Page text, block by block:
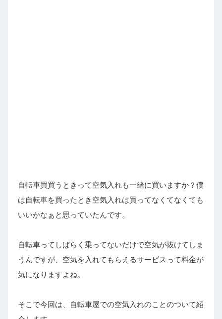
自転車買買うときって空気入れも一緒に買いますか？僕
は自転車を買ったとき空気入れは買ってなくてなくても
いいかなぁと思っていたんです。
自転車ってしばらく乗ってないだけで空気が抜けてしま
うんですが、空気を入れてもらえるサービスって料金が
気になりますよね。
そこで今回は、自転車屋での空気入れのことのついて紹